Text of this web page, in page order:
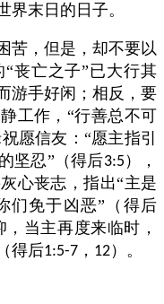
界末日的日子。
苦，但是，却不要以
丧亡之子”已大行其
游手好闲；相反，要
工作，“行善总不可
愿信友：“愿主指引
坚忍”（得后3:5 ），
心丧志，指出“主是
们免于凶恶”（得后
当主再度来临时，
得后1:5-7 ， 12）。